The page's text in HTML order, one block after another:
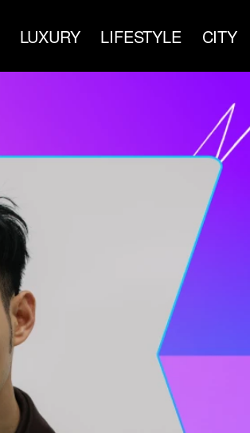
LUXURY LIFESTYLE CITY